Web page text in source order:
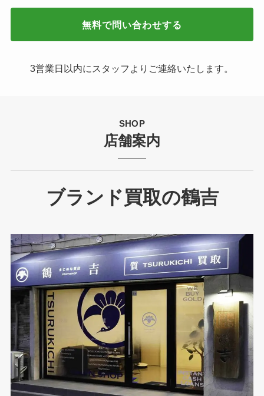
無料で問い合わせする
3営業日以内にスタッフよりご連絡いたします。
SHOP
店舗案内
ブランド買取の鶴吉